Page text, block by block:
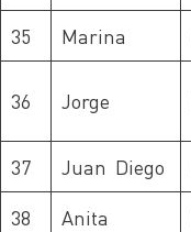
35
Marina
36 Jorge
37
Juan Diego
38
Anita